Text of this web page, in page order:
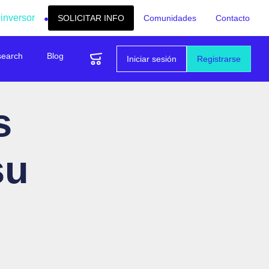
SOLICITAR INFO Comunidades Contacto
Registrarse
Iniciar sesión
Blog